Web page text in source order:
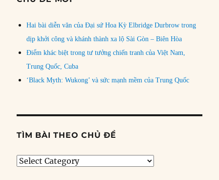
Hai bài diễn văn của Đại sứ Hoa Kỳ Elbridge Durbrow trong
dịp khởi công và khánh thành xa lộ Sài Gòn – Biên Hòa
Điểm khác biệt trong tư tưởng chiến tranh của Việt Nam,
Trung Quốc, Cuba
‘Black Myth: Wukong’ và sức mạnh mềm của Trung Quốc
TÌM BÀI THEO CHỦ ĐỀ
Tìm